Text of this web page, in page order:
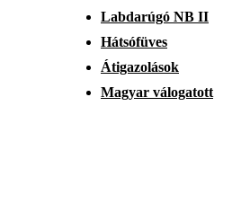
Labdarúgó NB II
Hátsófüves
Átigazolások
Magyar válogatott